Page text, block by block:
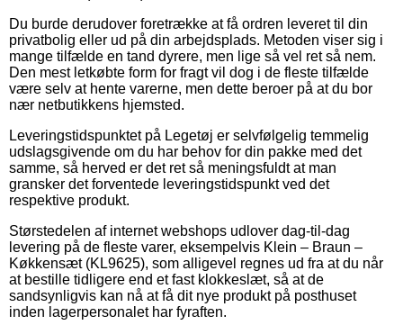
Du burde derudover foretrække at få ordren leveret til din
privatbolig eller ud på din arbejdsplads. Metoden viser sig i
mange tilfælde en tand dyrere, men lige så vel ret så nem.
Den mest letkøbte form for fragt vil dog i de fleste tilfælde
være selv at hente varerne, men dette beroer på at du bor
nær netbutikkens hjemsted.
Leveringstidspunktet på Legetøj er selvfølgelig temmelig
udslagsgivende om du har behov for din pakke med det
samme, så herved er det ret så meningsfuldt at man
gransker det forventede leveringstidspunkt ved det
respektive produkt.
Størstedelen af internet webshops udlover dag-til-dag
levering på de fleste varer, eksempelvis Klein – Braun –
Køkkensæt (KL9625), som alligevel regnes ud fra at du når
at bestille tidligere end et fast klokkeslæt, så at de
sandsynligvis kan nå at få dit nye produkt på posthuset
inden lagerpersonalet har fyraften.